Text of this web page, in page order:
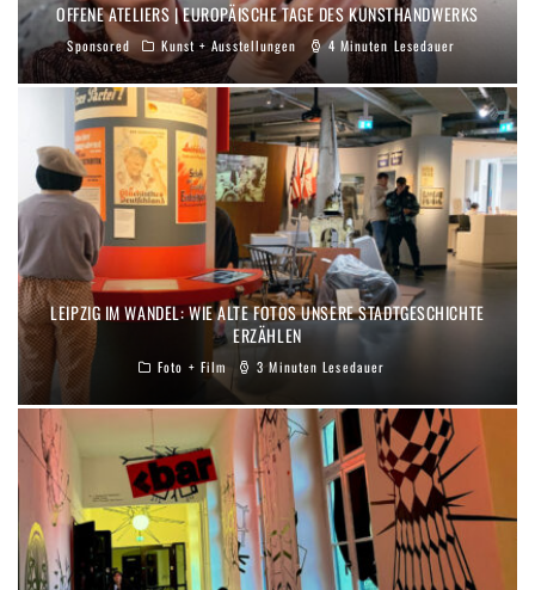
OFFENE ATELIERS | EUROPÄISCHE TAGE DES KUNSTHANDWERKS
Sponsored Kunst + Ausstellungen 4 Minuten Lesedauer
LEIPZIG IM WANDEL: WIE ALTE FOTOS UNSERE STADTGESCHICHTE
ERZÄHLEN
Foto + Film 3 Minuten Lesedauer